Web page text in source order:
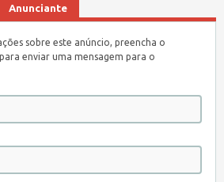
Anunciante
sobre este anúncio, preencha o
enviar uma mensagem para o